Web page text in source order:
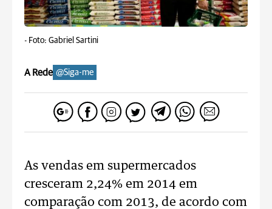
- Foto: Gabriel Sartini
A Rede @Siga-me
As vendas em supermercados
cresceram 2,24% em 2014 em
comparação com 2013, de acordo com